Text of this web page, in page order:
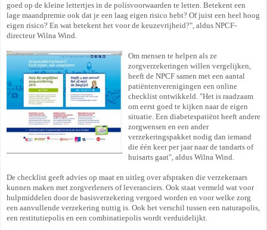
goed op de kleine lettertjes in de polisvoorwaarden te letten. Betekent een
lage maandpremie ook dat je een laag eigen risico hebt? Of juist een heel hoog
eigen risico? En wat betekent het voor de keuzevrijheid?", aldus NPCF-
directeur Wilna Wind.
Om mensen te helpen als ze
zorgverzekeringen willen vergelijken,
heeft de NPCF samen met een aantal
patiëntenverenigingen een online
checklist ontwikkeld. "Het is raadzaam
om eerst goed te kijken naar de eigen
situatie. Een diabetespatiënt heeft andere
zorgwensen en een ander
verzekeringspakket nodig dan iemand
die één keer per jaar naar de tandarts of
huisarts gaat", aldus Wilna Wind.
De checklist geeft advies op maat en uitleg over afspraken die verzekeraars
kunnen maken met zorgverleners of leveranciers. Ook staat vermeld wat voor
hulpmiddelen door de basisverzekering vergoed worden en voor welke zorg
een aanvullende verzekering nuttig is. Ook het verschil tussen een naturapolis,
een restitutiepolis en een combinatiepolis wordt verduidelijkt.